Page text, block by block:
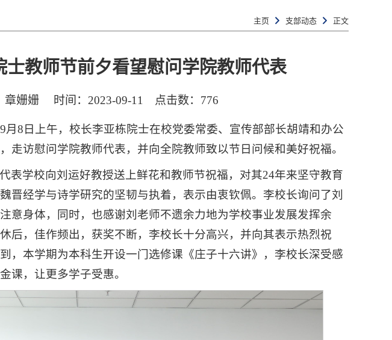
主页 支部动态 正文
士教师节前夕看望慰问学院教师代表
章姗姗 时间：2023-09-11 点击数： 776
月8日上午，校长李亚栋院士在校党委常委、宣传部部长胡靖和办公
走访慰问学院教师代表，并向全院教师致以节日问候和美好祝福。
表学校向刘运好教授送上鲜花和教师节祝福，对其24年来坚守教育
晋经学与诗学研究的坚韧与执着，表示由衷钦佩。李校长询问了刘
意身体，同时，也感谢刘老师不遗余力地为学校事业发展发挥余
后，佳作频出，获奖不断，李校长十分高兴，并向其表示热烈祝
，本学期为本科生开设一门选修课《庄子十六讲》，李校长深受感
课，让更多学子受惠。